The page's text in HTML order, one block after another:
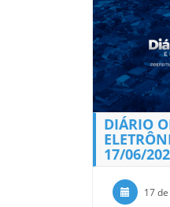
DIÁRIO
17/06/
17